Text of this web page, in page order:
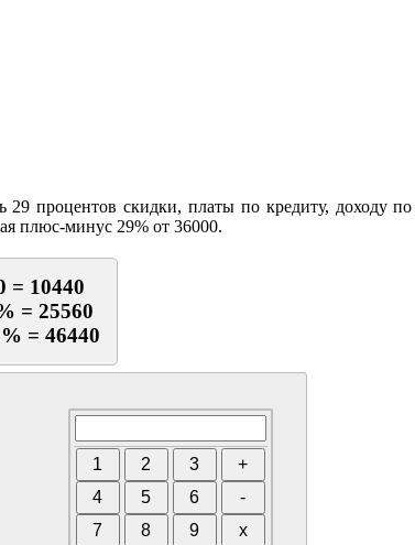
29 процентов скидки, платы по кредиту,
плюс-минус 29% от 36000.
= 10440
= 25560
= 46440